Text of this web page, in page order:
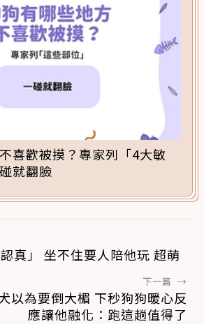
喜歡被摸？專家列「4大敏
就翻臉
真」 坐不住要人陪他玩 超萌
下一篇 →
以為要倒大楣 下秒狗狗暖心反
應讓他融化：跑這趟值得了